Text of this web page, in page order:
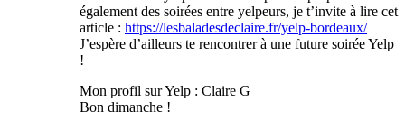
également des soirées entre yelpeurs, je t’invite à lire cet
article : https://lesbaladesdeclaire.fr/yelp-bordeaux/
J’espère d’ailleurs te rencontrer à une future soirée Yelp
!
Mon profil sur Yelp : Claire G
Bon dimanche !